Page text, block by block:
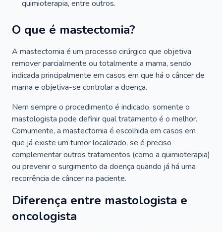
quimioterapia, entre outros.
O que é mastectomia?
A mastectomia é um processo cirúrgico que objetiva
remover parcialmente ou totalmente a mama, sendo
indicada principalmente em casos em que há o câncer de
mama e objetiva-se controlar a doença.
Nem sempre o procedimento é indicado, somente o
mastologista pode definir qual tratamento é o melhor.
Comumente, a mastectomia é escolhida em casos em
que já existe um tumor localizado, se é preciso
complementar outros tratamentos (como a quimioterapia)
ou prevenir o surgimento da doença quando já há uma
recorrência de câncer na paciente.
Diferença entre mastologista e
oncologista